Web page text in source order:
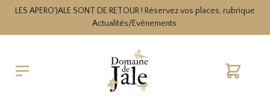
LES APERO'JALE SONT DE RETOUR ! Réservez vos places, rubrique
Actualités/Evènements.
Cart